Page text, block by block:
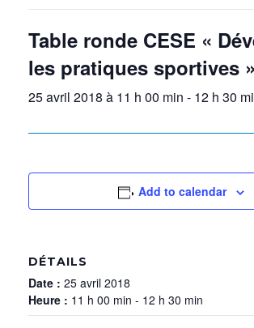
Table ronde CESE «
les pratiques sportives »
25 avril 2018 à 11 h 00 min - 12 h 30
Add to calendar
DÉTAILS
Date : 25 avril 2018
Heure : 11 h 00 min - 12 h 30 min